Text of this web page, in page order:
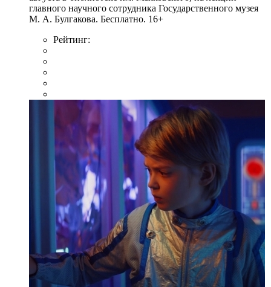
главного научного сотрудника Государственного музея
М. А. Булгакова. Бесплатно. 16+
Рейтинг: